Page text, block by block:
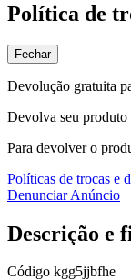
Política de
Fechar
Devolução gratuita
Devolva seu produto
Para devolver o
Políticas de trocas e
Denunciar Anúncio
Descrição e
Código kgg5jjbfhe